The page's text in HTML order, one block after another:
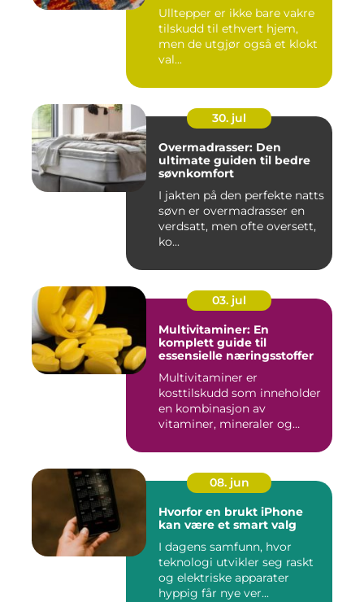
Ulltepper er ikke bare vakre
tilskudd til ethvert hjem,
men de utgjør også et klokt
val...
30. jul
Overmadrasser: Den
ultimate guiden til bedre
søvnkomfort
I jakten på den perfekte natts
søvn er overmadrasser en
verdsatt, men ofte oversett,
ko...
03. jul
Multivitaminer: En
komplett guide til
essensielle næringsstoffer
Multivitaminer er
kosttilskudd som inneholder
en kombinasjon av
vitaminer, mineraler og
08. jun
Hvorfor en brukt iPhone
kan være et smart valg
I dagens samfunn, hvor
teknologi utvikler seg raskt
og elektriske apparater
hyppig får nye ver...